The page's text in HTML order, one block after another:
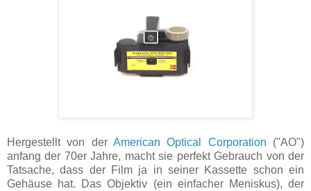
Hergestellt von der American Optical Corporation ("AO")
anfang der 70er Jahre, macht sie perfekt Gebrauch von der
Tatsache, dass der Film ja in seiner Kassette schon ein
Gehäuse hat. Das Objektiv (ein einfacher Meniskus), der